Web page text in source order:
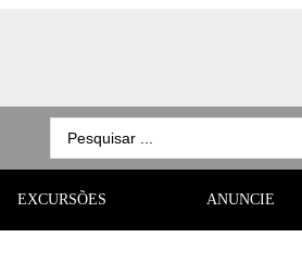
EXCURSÕES ANUNCIE